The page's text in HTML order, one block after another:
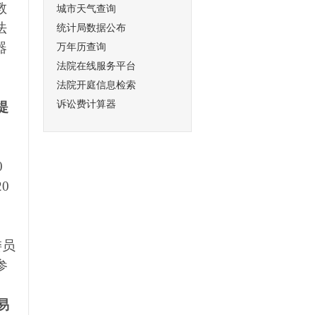
城市天气查询
统计局数据公布
万年历查询
法院在线服务平台
法院开庭信息检索
诉讼费计算器